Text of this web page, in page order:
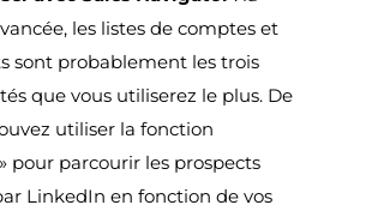
les listes de comptes et
sont probablement les trois
que vous utiliserez le plus. De
utiliser la fonction
pour parcourir les prospects
LinkedIn en fonction de vos